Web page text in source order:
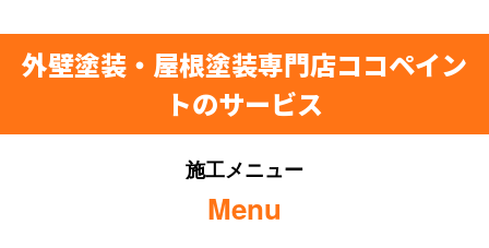
外壁塗装・屋根塗装専門店ココペイン
トのサービス
施工メニュー
Menu